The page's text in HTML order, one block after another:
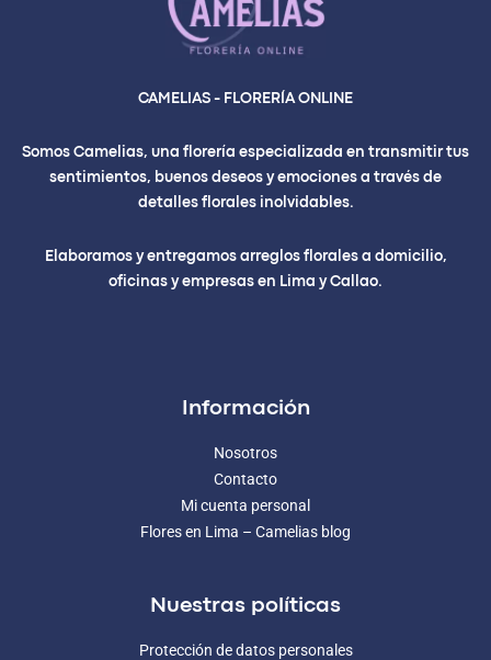
CAMELIAS - FLORERÍA ONLINE
Somos Camelias, una florería especializada en transmitir tus
sentimientos, buenos deseos y emociones a través de
detalles florales inolvidables.
Elaboramos y entregamos arreglos florales a domicilio,
oficinas y empresas en Lima y Callao.
Información
Nosotros
Contacto
Mi cuenta personal
Flores en Lima – Camelias blog
Nuestras políticas
Protección de datos personales